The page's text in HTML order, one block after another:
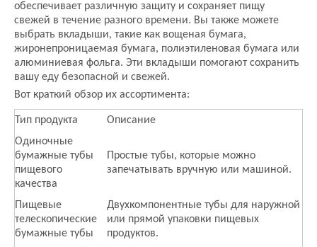
обеспечивает различную защиту и сохраняет пищу
свежей в течение разного времени. Вы также можете
выбрать вкладыши, такие как вощеная бумага,
жиронепроницаемая бумага, полиэтиленовая бумага или
алюминиевая фольга. Эти вкладыши помогают сохранить
вашу еду безопасной и свежей.
Вот краткий обзор их ассортимента:
Тип продукта
Описание
Одиночные
бумажные тубы
пищевого
качества
Простые тубы, которые можно
запечатывать вручную или машиной.
Пищевые
телескопические
бумажные тубы
Двухкомпонентные тубы для наружной
или прямой упаковки пищевых
продуктов.